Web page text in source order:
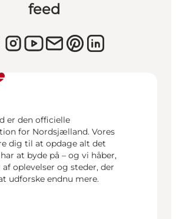
feed
er den officielle
for Nordsjælland. Vores
dig til at opdage alt det
at byde på – og vi håber,
oplevelser og steder, der
udforske endnu mere.